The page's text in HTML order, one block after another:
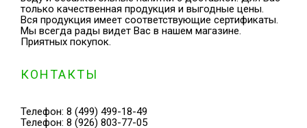
только качественная продукция и выгодные цены.
Вся продукция имеет соответствующие сертификаты.
Мы всегда рады видет Вас в нашем магазине.
Приятных покупок.
КОНТАКТЫ
Телефон: 8 (499) 499-18-49
Телефон: 8 (926) 803-77-05